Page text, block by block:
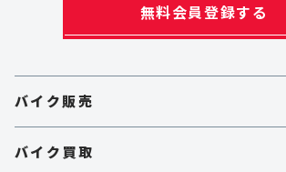
無料会員登録する
バイク販売
バイク買取